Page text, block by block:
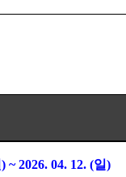
) ~ 2026. 04. 12. (일)